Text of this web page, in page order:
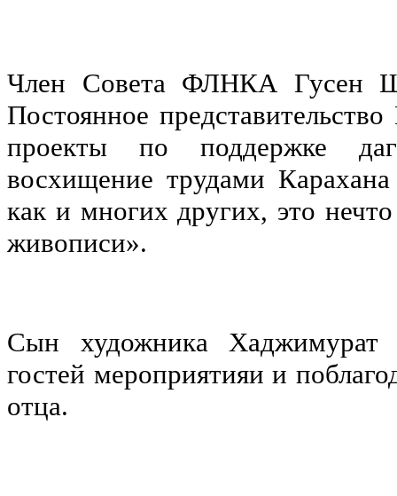
Член Совета ФЛНКА Гусен
Постоянное
проекты по поддержке
восхищение трудами
как и многих других, это
живописи».
Сын художника Хаджимурат
гостей мероприятияи и
отца.